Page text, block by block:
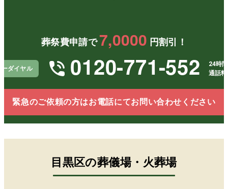
葬祭費申請で 7,0000 円割引！
ーダイヤル 0120-771-552
24時
通話
緊急のご依頼の方はお電話にてお問い合わせください
目黒区の葬儀場・火葬場